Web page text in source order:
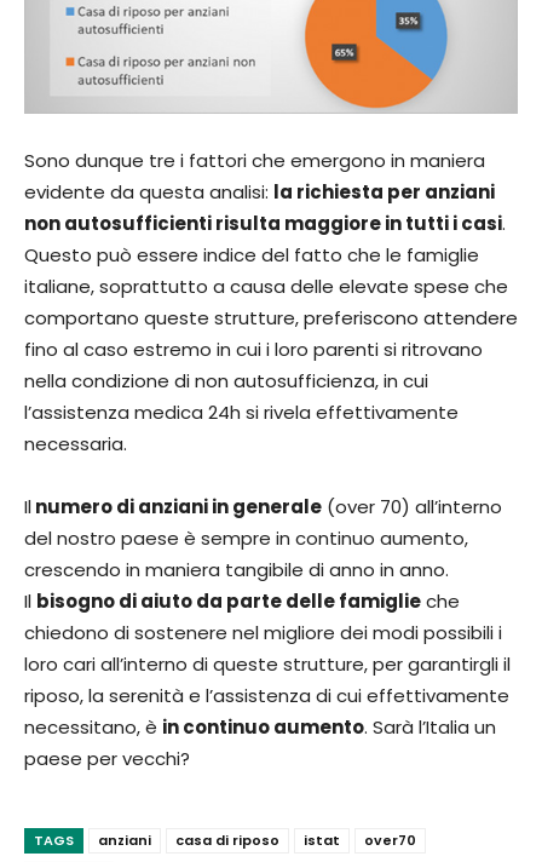
Sono dunque tre i fattori che emergono in maniera
evidente da questa analisi: la richiesta per anziani
non autosufficienti risulta maggiore in tutti i casi.
Questo può essere indice del fatto che le famiglie
italiane, soprattutto a causa delle elevate spese che
comportano queste strutture, preferiscono attendere
fino al caso estremo in cui i loro parenti si ritrovano
nella condizione di non autosufficienza, in cui
l’assistenza medica 24h si rivela effettivamente
necessaria.
Ilnumero di anziani in generale (over 70) all’interno
del nostro paese è sempre in continuo aumento,
crescendo in maniera tangibile di anno in anno.
Il bisogno di aiuto da parte delle famiglieche
chiedono di sostenere nel migliore dei modi possibili i
loro cari all’interno di queste strutture, per garantirgli il
riposo, la serenità e l’assistenza di cui effettivamente
necessitano, è in continuo aumento. Sarà l’Italia un
paese per vecchi?
TAGS anziani casa di riposo istat
over70